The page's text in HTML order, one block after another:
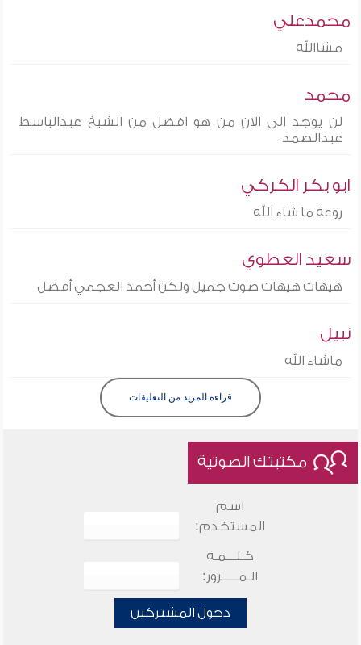
محمدعلي
مشاالله
محمد
لن يوجد الى الان من هو افضل من الشيخ عبدالباسط
عبدالصمد
ابو بكر الكركي
روعة ما شاء الله
سعيد العطوي
هيهات هيهات صوت جميل ولكن أحمد العجمي أفضل
نبيل
ماشاء الله
قراءة المزيد من التعليقات
مكتبتك الصوتية
اسم
المستخدم:
كـلـــمـة
الـمـــــرور:
دخول المشتركين